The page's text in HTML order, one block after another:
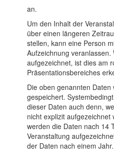
an.
Um den Inhalt der
über einen längeren
stellen, kann eine Person
Aufzeichnung veranlassen.
aufgezeichnet, ist dies am
Präsentationsbereiches
Die oben genannten
gespeichert.
dieser Daten auch denn,
nicht explizit aufgezeichnet
werden die Daten nach 14
Veranstaltung
der Daten nach einem Jahr.